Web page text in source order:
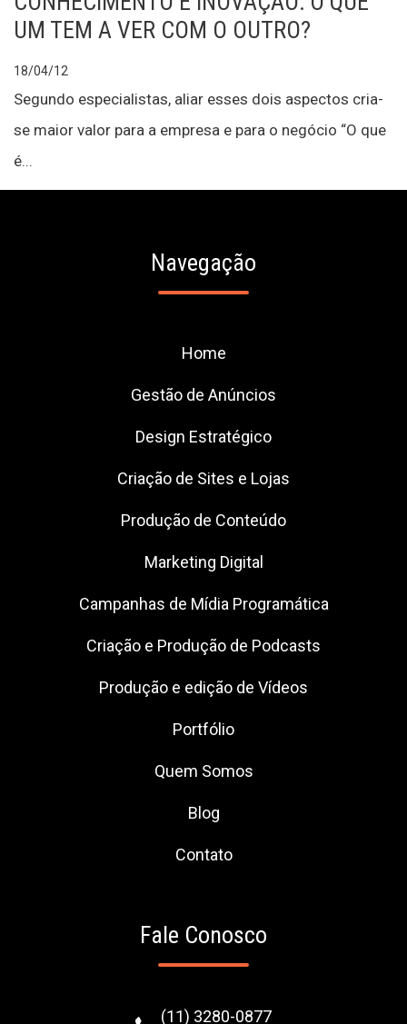
UM TEM A VER COM O OUTRO?
18/04/12
Segundo especialistas, aliar esses dois aspectos cria-
se maior valor para a empresa e para o negócio “O que
é...
Navegação
Home
Gestão de Anúncios
Design Estratégico
Criação de Sites e Lojas
Produção de Conteúdo
Marketing Digital
Campanhas de Mídia Programática
Criação e Produção de Podcasts
Produção e edição de Vídeos
Portfólio
Quem Somos
Blog
Contato
Fale Conosco
(11) 3280-0877